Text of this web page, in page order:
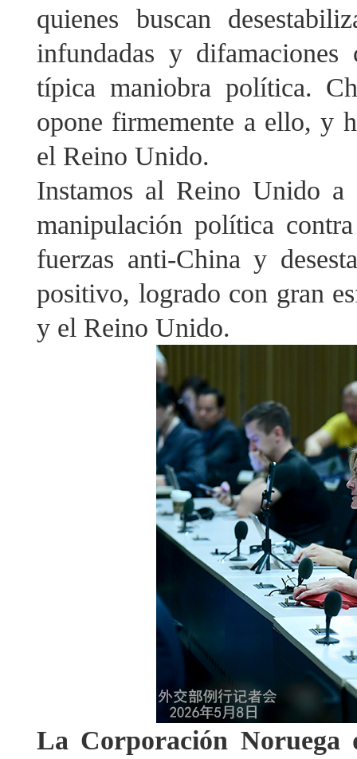
quienes buscan
infundadas y
típica maniobra política.
opone firmemente a ello, y
el Reino Unido.
Instamos al Reino Unido
manipulación política
fuerzas anti-China y
positivo, logrado con gran
y el Reino Unido.
La Corporación Noruega